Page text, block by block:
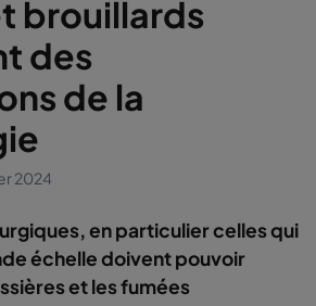
brouillards
des
de la
2024
en particulier celles qui
échelle doivent pouvoir
et les fumées